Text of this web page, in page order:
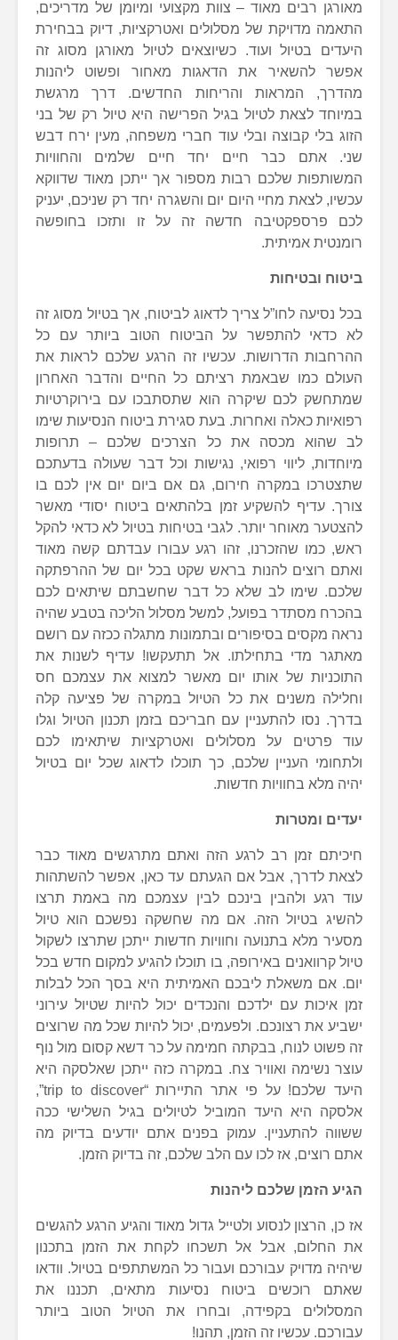
מאורגן רבים מאוד – צוות מקצועי ומיומן של מדריכים,
התאמה מדויקת של מסלולים ואטרקציות, דיוק בבחירת
היעדים בטיול ועוד. כשיוצאים לטיול מאורגן מסוג זה
אפשר להשאיר את הדאגות מאחור ופשוט ליהנות
מהדרך, המראות והריחות החדשים. דרך מרגשת
במיוחד לצאת לטיול בגיל הפרישה היא טיול רק של בני
הזוג בלי קבוצה ובלי עוד חברי משפחה, מעין ירח דבש
שני. אתם כבר חיים יחד חיים שלמים והחוויות
המשותפות שלכם רבות מספור אך ייתכן מאוד שדווקא
עכשיו, לצאת מחיי היום יום והשגרה יחד רק שניכם, יעניק
לכם פרספקטיבה חדשה זה על זו ותזכו בחופשה
רומנטית אמיתית.
ביטוח ובטיחות
בכל נסיעה לחו”ל צריך לדאוג לביטוח, אך בטיול מסוג זה
לא כדאי להתפשר על הביטוח הטוב ביותר עם כל
ההרחבות הדרושות. עכשיו זה הרגע שלכם לראות את
העולם כמו שבאמת רציתם כל החיים והדבר האחרון
שמתחשק לכם שיקרה הוא שתסתבכו עם בירוקרטיות
רפואיות כאלה ואחרות. בעת סגירת ביטוח הנסיעות שימו
לב שהוא מכסה את כל הצרכים שלכם – תרופות
מיוחדות, ליווי רפואי, נגישות וכל דבר שעולה בדעתכם
שתצטרכו במקרה חירום, גם אם ביום יום אין לכם בו
צורך. עדיף להשקיע זמן בלהתאים ביטוח יסודי מאשר
להצטער מאוחר יותר. לגבי בטיחות בטיול לא כדאי להקל
ראש, כמו שהזכרנו, זהו רגע עבורו עבדתם קשה מאוד
ואתם רוצים להנות בראש שקט בכל יום של ההרפתקה
שלכם. שימו לב שלא כל דבר שחשבתם שיתאים לכם
בהכרח מסתדר בפועל, למשל מסלול הליכה בטבע שהיה
נראה מקסים בסיפורים ובתמונות מתגלה ככזה עם רושם
מאתגר מדי בתחילתו. אל תתעקשו! עדיף לשנות את
התוכניות של אותו יום מאשר למצוא את עצמכם חס
וחלילה משנים את כל הטיול במקרה של פציעה קלה
בדרך. נסו להתעניין עם חבריכם בזמן תכנון הטיול וגלו
עוד פרטים על מסלולים ואטרקציות שיתאימו לכם
ולתחומי העניין שלכם, כך תוכלו לדאוג שכל יום בטיול
יהיה מלא בחוויות חדשות.
יעדים ומטרות
חיכיתם זמן רב לרגע הזה ואתם מתרגשים מאוד כבר
לצאת לדרך, אבל אם הגעתם עד כאן, אפשר להשתהות
עוד רגע ולהבין בינכם לבין עצמכם מה באמת תרצו
להשיג בטיול הזה. אם מה שחשקה נפשכם הוא טיול
מסעיר מלא בתנועה וחוויות חדשות ייתכן שתרצו לשקול
טיול קרוואנים באירופה, בו תוכלו להגיע למקום חדש בכל
יום. אם משאלת ליבכם האמיתית היא בסך הכל לבלות
זמן איכות עם ילדכם והנכדים יכול להיות שטיול עירוני
ישביע את רצונכם. ולפעמים, יכול להיות שכל מה שרוצים
זה פשוט לנוח, בבקתה חמימה על כר דשא קסום מול נוף
עוצר נשימה ואוויר צח. במקרה כזה ייתכן שאלסקה היא
היעד שלכם! על פי אתר התיירות “trip to discover”,
אלסקה היא היעד המוביל לטיולים בגיל השלישי ככה
ששווה להתעניין. עמוק בפנים אתם יודעים בדיוק מה
אתם רוצים, אז לכו עם הלב שלכם, זה בדיוק הזמן.
הגיע הזמן שלכם ליהנות
אז כן, הרצון לנסוע ולטייל גדול מאוד והגיע הרגע להגשים
את החלום, אבל אל תשכחו לקחת את הזמן בתכנון
שיהיה מדויק עבורכם ועבור כל המשתתפים בטיול. וודאו
שאתם רוכשים ביטוח נסיעות מתאים, תכננו את
המסלולים בקפידה, ובחרו את הטיול הטוב ביותר
עבורכם. עכשיו זה הזמן, תהנו!